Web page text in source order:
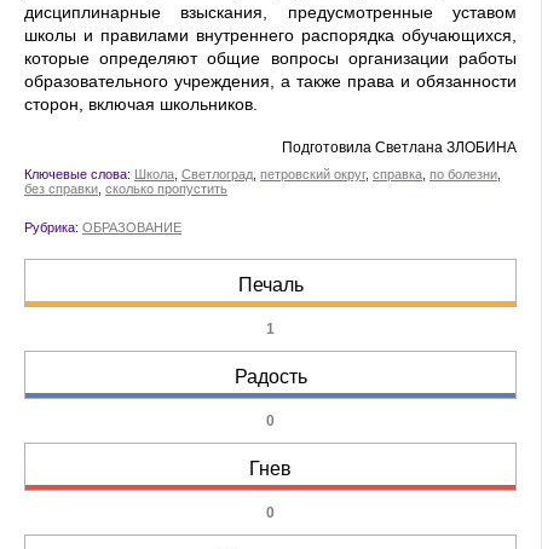
дисциплинарные взыскания, предусмотренные уставом
школы и правилами внутреннего распорядка обучающихся,
которые определяют общие вопросы организации работы
образовательного учреждения, а также права и обязанности
сторон, включая школьников.
Подготовила Светлана ЗЛОБИНА
Ключевые слова: Школа Светлоград петровский округ, справка по болезни
без справки сколько пропустить
Рубрика: ОБРАЗОВАНИЕ
Печаль
1
Радость
0
Гнев
0